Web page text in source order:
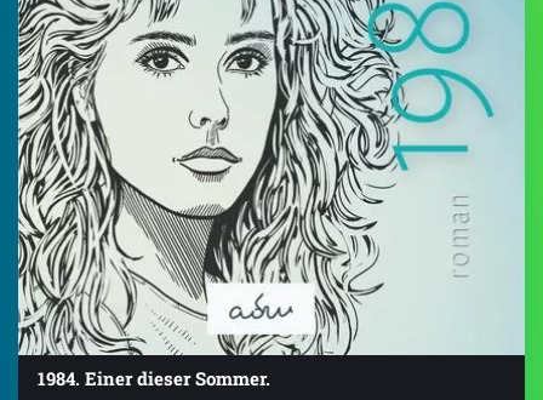
1984. Einer dieser Sommer.